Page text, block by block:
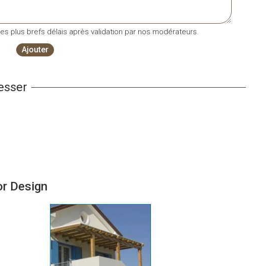
plus brefs délais après validation par nos modérateurs.
Ajouter
Design